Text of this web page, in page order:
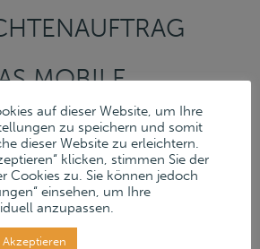
MOBILE
GMBH
auf dieser Website, um Ihre
zu speichern und somit
dieser Website zu erleichtern.
klicken, stimmen Sie der
Cookies zu. Sie können jedoch
einsehen, um Ihre
anzupassen.
Akzeptieren